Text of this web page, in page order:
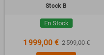
Stock B
En Stock
1 999,00 € 2 599,00 €